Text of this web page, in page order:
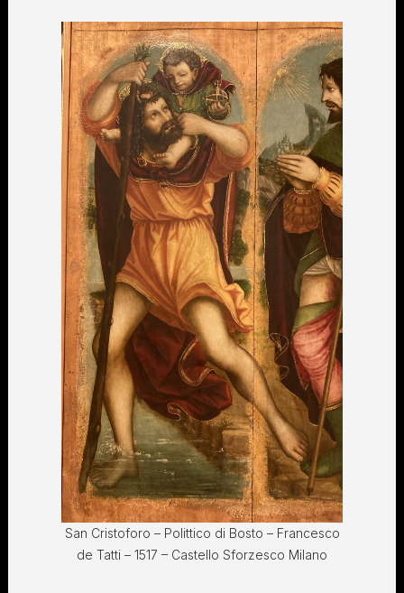
San Cristoforo – Polittico di Bosto – Francesco
de Tatti – 1517 – Castello Sforzesco Milano